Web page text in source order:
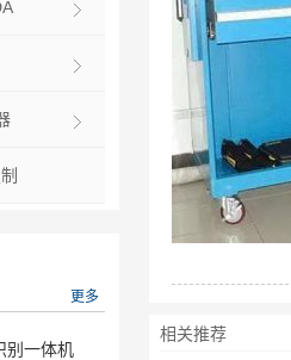
更多
别一体机
相关推荐